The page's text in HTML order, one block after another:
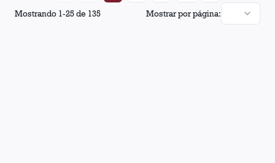
Mostrando 1-25de 135 Mostrar por página: